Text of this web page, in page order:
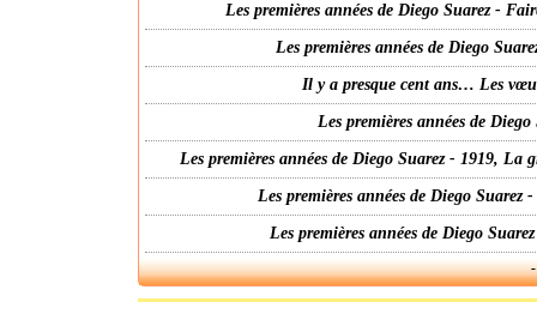
Les premières années de Diego Suarez -
Les premières années de Diego
Il y a presque cent ans… Les
Les premières années de
Les premières années de Diego Suarez - 1919,
Les premières années de Diego
Les premières années de Diego